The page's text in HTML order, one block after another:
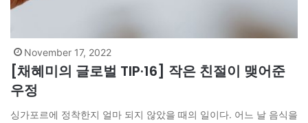
November 17, 2022
[채혜미의 글로벌 TIP·16] 작은 친절이 맺어준
우정
싱가포르에 정착한지 얼마 되지 않았을 때의 일이다. 어느 날 음식을